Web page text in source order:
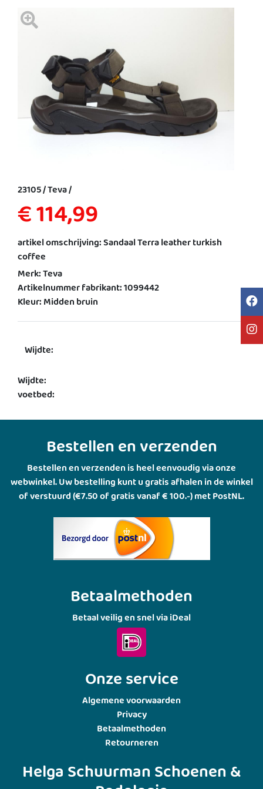
23105 / Teva /
€ 114,99
artikel omschrijving: Sandaal Terra leather turkish
coffee
Merk: Teva
Artikelnummer fabrikant: 1099442
Kleur: Midden bruin
Wijdte:
Wijdte:
voetbed:
Bestellen en verzenden
Bestellen en verzenden is heel eenvoudig via onze
webwinkel. Uw bestelling kunt u gratis afhalen in de winkel
of verstuurd (€7.50 of gratis vanaf € 100.-) met PostNL.
Betaalmethoden
Betaal veilig en snel via iDeal
Onze service
Algemene voorwaarden
Privacy
Betaalmethoden
Retourneren
Helga Schuurman Schoenen &